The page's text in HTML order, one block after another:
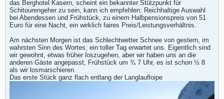
das Berghotel Kasern, scheint ein bekannter Stützpunkt für
Schitourengeher zu sein, kann ich empfehlen: Reichhaltige Auswahl
bei Abendessen und Frühstück, zu einem Halbpensionspreis von 51
Euro für eine Nacht, ein wirklich faires Preis/Leistungsverhältnis.
Am nächsten Morgen ist das Schlechtwetter Schnee von gestern, im
wahrsten Sinn des Wortes, ein toller Tag erwartet uns. Eigentlich sind
wir gewohnt, etwas früher loszugehen, aber wir haben uns an die
anderen Gäste angepasst, Frühstück um ¾ 7 Uhr, es ist schon ½ 8
als wir losmarschieren.
Das erste Stück ganz flach entlang der Langlaufloipe